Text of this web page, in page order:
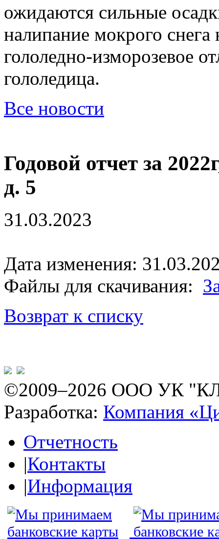
ожидаются сильные
налипание мокрого снега
гололедно-изморозевое
гололедица.
Все новости
Годовой отчет за
д. 5
31.03.2023
Дата изменения:
Файлы для скачивания:
Возврат к списку
©2009–2026 ООО УК
Разработка: Компания
Отчетность
|Контакты
|Информация